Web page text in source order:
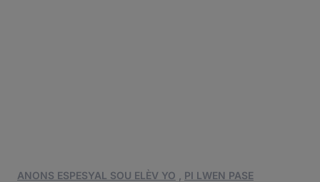
ANONS ESPESYAL SOU ELÈV YO
PI LWEN PASE